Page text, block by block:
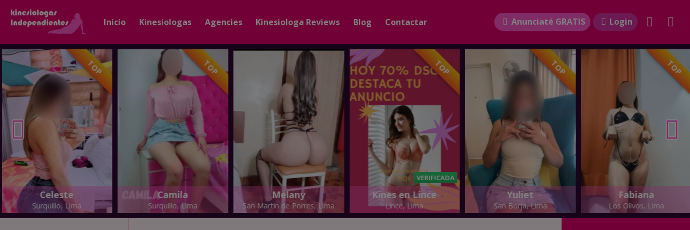
Inicio Kinesiologas Agencies Kinesiologa Reviews Blog Contactar Anunciaté GRATIS Login
TOP
Celeste
Surquillo, Lima
TOP
Camila
Surquillo, Lima
Melany
San Martin de Porres, Lima
TOP
VERIFICADA
Kines en Lince
Lince, Lima
TOP
Yuliet
San Borja, Lima
TOP
Fabiana
Los Olivos, Lima